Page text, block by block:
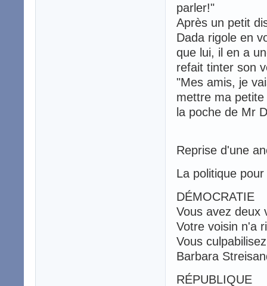
parler!"
Après un petit
Dada rigole en
que lui, il en a
refait tinter son
"Mes amis, je
mettre ma
la poche de Mr
Reprise d'une
La politique
DÉMOCRATIE
Vous avez deux
Votre voisin n'a
Vous
Barbara
RÉPUBLIQUE